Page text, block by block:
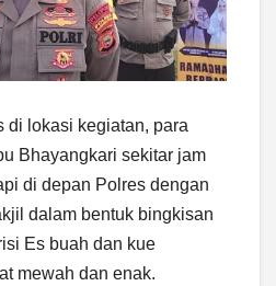
di lokasi kegiatan, para
Bhayangkari sekitar jam
di depan Polres dengan
dalam bentuk bingkisan
Es buah dan kue
mewah dan enak.